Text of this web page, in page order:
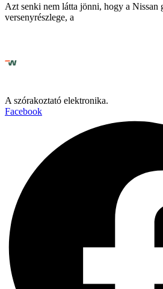
Azt senki nem látta jönni, hogy a Nissan
versenyrészlege, a
A szórakoztató elektronika.
Facebook